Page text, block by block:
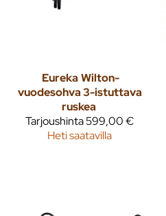
Eureka Wilton-
vuodesohva 3-istuttava
ruskea
Tarjoushinta599,00 €
Heti saatavilla